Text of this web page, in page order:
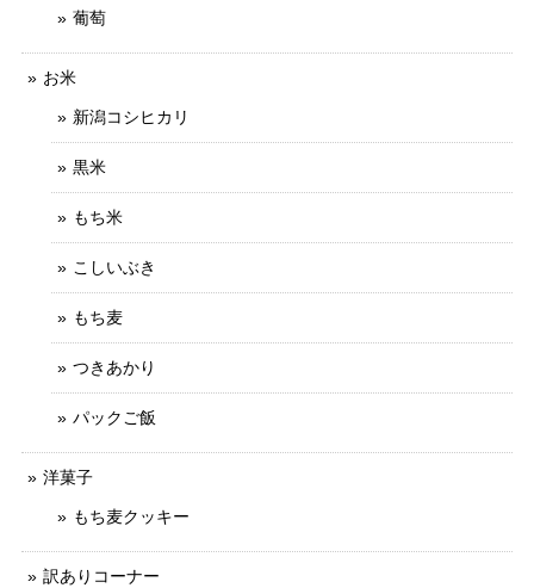
葡萄
お米
新潟コシヒカリ
黒米
もち米
こしいぶき
もち麦
つきあかり
パックご飯
洋菓子
もち麦クッキー
訳ありコーナー